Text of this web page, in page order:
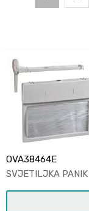
OVA38464E
SVJETILJKA PANIK